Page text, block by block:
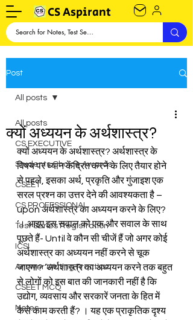
CS Aspirant
Post
All posts
CS EXECUTIVE
Students Choice Awards
CSEET
CS PROFESSIONAL
Test Series Registration
ICSI
Answer Writing Practice
CSEET MCQ
Notes
All posts
क्यों अध्ययन के अर्थशास्त्र?
क्यों अध्ययन के अर्थशास्त्र? अर्थशास्त्र के
विषय पर ध्यान केंद्रित करने के लिए तैयार होने
से पहले, इसका अर्थ, प्रकृति और गुंजाइश एक
सरल प्रश्न का उत्तर देने की आवश्यकता है –
upon अर्थशास्त्र का अध्ययन करने के लिए?
’। आइए इस सवाल को एक और सवाल के साथ
पूछते हैं- Until वे कौन सी चीजें हैं जो अगर कोई
अर्थशास्त्र का अध्ययन नहीं करने से चूक
जाएगा? ’अर्थशास्त्र का अध्ययन करने तक बहुत
से लोगों को इस बात की जानकारी नहीं है कि
उद्योग, व्यवसाय और सरकारें जनता के हित में
कैसे काम करती हैं? । यह एक प्राकृतिक दृश्य